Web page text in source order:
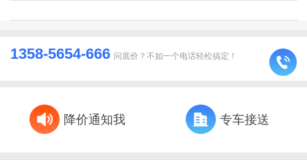
1358-5654-666 问底价？不如一个电话轻松搞定！
降价通知我 专车接送